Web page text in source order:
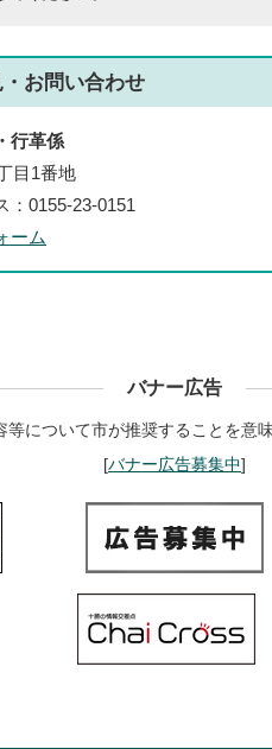
・お問い合わせ
行革係
目1番地
0155-23-0151
ーム
バナー広告
について市が推奨することを意
[バナー広告募集中]